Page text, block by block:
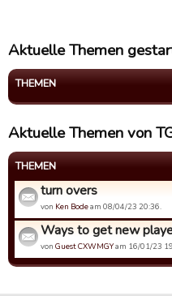
Aktuelle Themen
THEMEN
Aktuelle Themen von
THEMEN
turn overs
von Ken Bodeam 08/04/23 20:36.
Ways to get new
von Guest CXWMGYam 16/01/23